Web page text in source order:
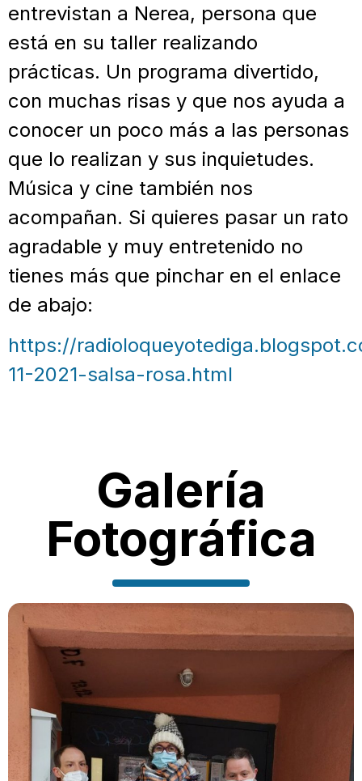
entrevistan a Nerea, persona que
está en su taller realizando
prácticas. Un programa divertido,
con muchas risas y que nos ayuda a
conocer un poco más a las personas
que lo realizan y sus inquietudes.
Música y cine también nos
acompañan. Si quieres pasar un rato
agradable y muy entretenido no
tienes más que pinchar en el enlace
de abajo:
https://
11-2021-salsa-rosa.html
Galería
Fotográfica